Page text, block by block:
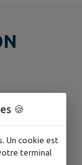
🍪
Un cookie est
terminal